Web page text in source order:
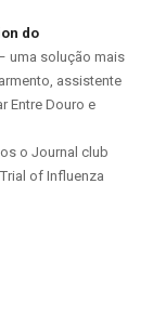
do
uma solução mais
assistente
Entre Douro e
o Journal club
of Influenza